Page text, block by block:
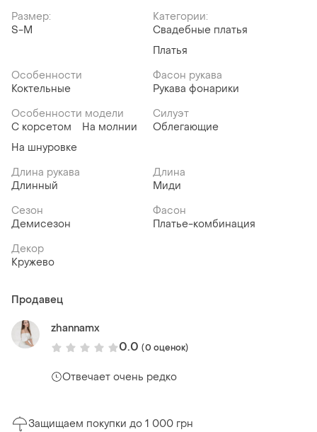
Размер:
S-M
Категории:
Свадебные платья
Платья
Особенности
Коктельные
Фасон рукава
Рукава фонарики
Особенности модели
С корсетом
На молнии
На шнуровке
Силуэт
Облегающие
Длина рукава
Длинный
Длина
Миди
Сезон
Демисезон
Фасон
Платье-комбинация
Декор
Кружево
Продавец
zhannamx
0.0 (0 оценок)
Отвечает очень редко
Защищаем покупки до 1 000 грн